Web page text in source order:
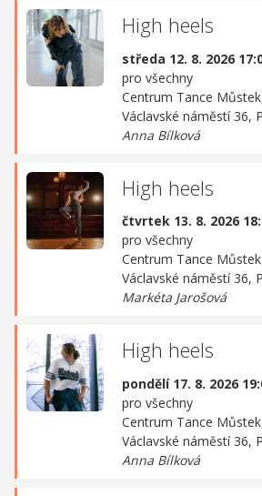
High heels
středa 12. 8. 2026
pro všechny
Centrum Tance
Václavské náměstí 36,
Anna Bílková
High heels
čtvrtek 13. 8. 2026
pro všechny
Centrum Tance
Václavské náměstí 36,
Markéta Jarošová
High heels
pondělí 17. 8. 2026
pro všechny
Centrum Tance
Václavské náměstí 36,
Anna Bílková